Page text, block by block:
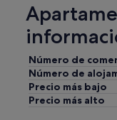
Número de
Número de
Precio más bajo
Precio más alto